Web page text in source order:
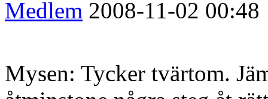
Medlem 2008-11-02 00:48
Mysen: Tycker tvärtom.